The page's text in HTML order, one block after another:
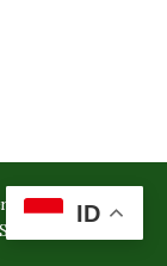
SamarindaID